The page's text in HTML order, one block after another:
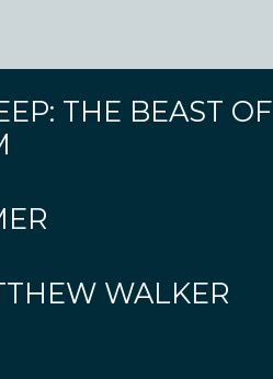
THE BEAST OF
WALKER